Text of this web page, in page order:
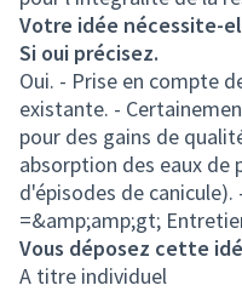
Votre idée nécessite-
Si oui précisez.
Oui. - Prise en compte
existante. -
pour des gains de
absorption des eaux de
d'épisodes de
=&amp;amp;gt;
Vous déposez cette
A titre individuel